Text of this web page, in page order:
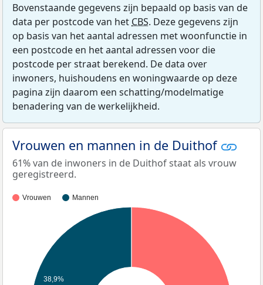
Bovenstaande gegevens zijn bepaald op basis van de
data per postcode van het CBS. Deze gegevens zijn
op basis van het aantal adressen met woonfunctie in
een postcode en het aantal adressen voor die
postcode per straat berekend. De data over
inwoners, huishoudens en woningwaarde op deze
pagina zijn daarom een schatting/modelmatige
benadering van de werkelijkheid.
Vrouwen en mannen in de Duithof
61% van de inwoners in de Duithof staat als vrouw
geregistreerd.
Vrouwen Mannen
38,9%